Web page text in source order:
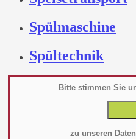
Bitte stimmen Sie
zu unseren
Spülmaschine
Spültechnik
Teigkneter
Tellerwärmer